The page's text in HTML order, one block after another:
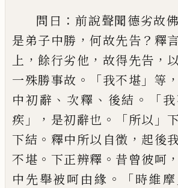
問曰 ：前說聲聞德劣故
是弟子中勝 ，何故先告 ？ 釋言
上 ，餘行劣他 ， 故得先告 ，
一殊勝事故 。「我不堪 」 等 ，
中初辭 、 次釋 、 後結 。 「
疾 」， 是初辭也 。「所以 」
下結 。 釋中所以自徵 ， 起後
不堪 。 下正辨釋 。 昔曾彼呵 ，
中先舉被呵由緣 。「時維摩